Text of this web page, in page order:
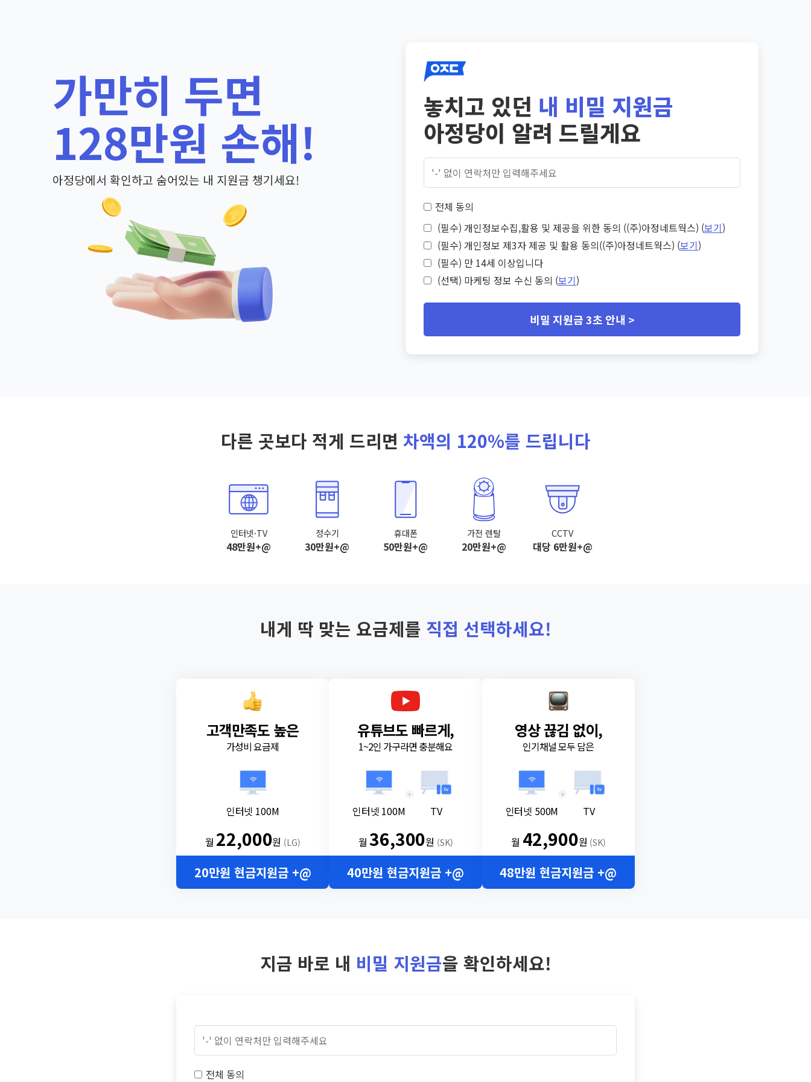
가만히 두면
128만원 손해!
아정당에서 확인하고 숨어있는 내 지원금 챙기세요!
놓치고 있던 내 비밀 지원금
아정당이 알려 드릴게요
전체 동의
(필수) 개인정보수집,활용 및 제공을 위한 동의 ((주)아정네트웍스) (보기)
(필수) 개인정보 제3자 제공 및 활용 동의((주)아정네트웍스) (보기)
(필수) 만 14세 이상입니다
(선택) 마케팅 정보 수신 동의 (보기)
비밀 지원금 3초 안내 >
다른 곳보다 적게 드리면 차액의 120%를 드립니다
인터넷·TV
48만원+@
정수기
30만원+@
휴대폰
50만원+@
가전 렌탈
20만원+@
CCTV
대당 6만원+@
내게 딱 맞는 요금제를 직접 선택하세요!
고객만족도 높은
가성비 요금제
인터넷 100M
월 22,000원 (LG)
20만원 현금지원금 +@
유튜브도 빠르게,
1~2인 가구라면 충분해요
인터넷 100M
+
TV
월36,300원 (SK)
40만원 현금지원금 +@
영상 끊김 없이,
인기채널 모두 담은
인터넷 500M
+
TV
월 42,900원 (SK)
48만원 현금지원금 +@
지금 바로 내 비밀 지원금을 확인하세요!
전체 동의